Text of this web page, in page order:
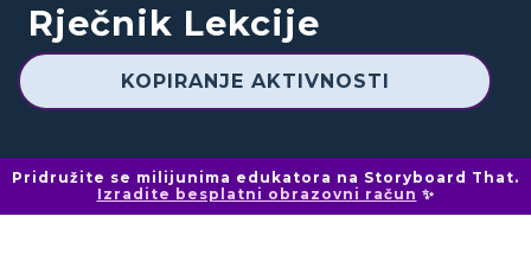
Rječnik Lekcije
KOPIRANJE AKTIVNOSTI
Pridružite se milijunima edukatora na Storyboard That.
Izradite besplatni obrazovni račun ✨